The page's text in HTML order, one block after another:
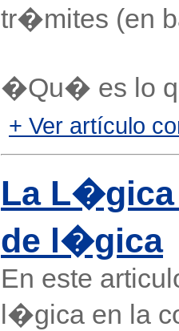
tr�mites (en
�Qu� es lo
+ Ver artículo
La
de l�gica
En este
l�gica en la